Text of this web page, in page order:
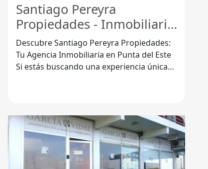
Santiago Pereyra
Propiedades - Inmobiliaria
en Punta del Este - Punta
Del Este
Descubre Santiago Pereyra Propiedades:
Tu Agencia Inmobiliaria en Punta del Este
Si estás buscando una experiencia única